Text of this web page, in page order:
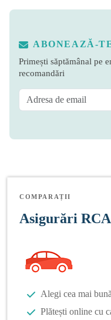
ABONEAZĂ-
Primești săptămânal pe
recomandări
COMPARAȚII
Asigurări RCA
Alegi cea mai
Plătești online cu